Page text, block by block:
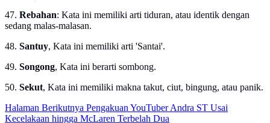
47. Rebahan: Kata ini memiliki arti tiduran, atau identik dengan
sedang malas-malasan.
48. Santuy, Kata ini memiliki arti 'Santai'.
49. Songong, Kata ini berarti sombong.
50. Sekut, Kata ini memiliki makna takut, ciut, bingung, atau panik.
Halaman Berikutnya Pengakuan YouTuber Andra ST Usai
Kecelakaan hingga McLaren Terbelah Dua